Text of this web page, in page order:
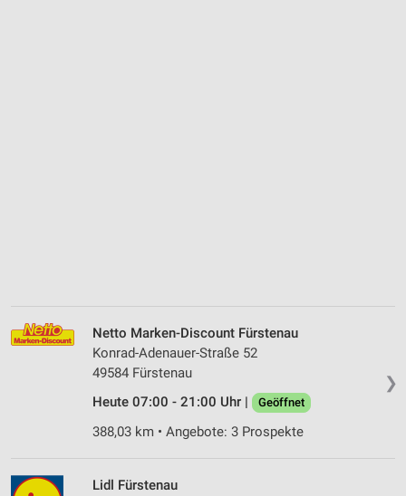
❯
Netto Marken-Discount Fürstenau
Konrad-Adenauer-Straße 52
49584 Fürstenau
Heute 07:00 - 21:00 Uhr |
Geöffnet
388,03 km • Angebote: 3 Prospekte
Lidl Fürstenau